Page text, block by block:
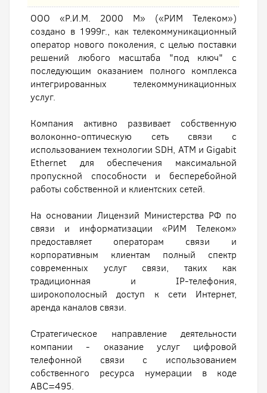
ООО «Р.И.М. 2000 М» («РИМ Телеком»)
создано в 1999г., как телекоммуникационный
оператор нового поколения, с целью поставки
решений любого масштаба "под ключ" с
последующим оказанием полного комплекса
интегрированных телекоммуникационных
услуг.
Компания активно развивает собственную
волоконно-оптическую сеть связи с
использованием технологии SDH, ATM и Gigabit
Ethernet для обеспечения максимальной
пропускной способности и бесперебойной
работы собственной и клиентских сетей.
На основании Лицензий Министерства РФ по
связи и информатизации «РИМ Телеком»
предоставляет операторам связи и
корпоративным клиентам полный спектр
современных услуг связи, таких как
традиционная и IP-телефония,
широкополосный доступ к сети Интернет,
аренда каналов связи.
Стратегическое направление деятельности
компании - оказание услуг цифровой
телефонной связи с использованием
собственного ресурса нумерации в коде
АВС=495.